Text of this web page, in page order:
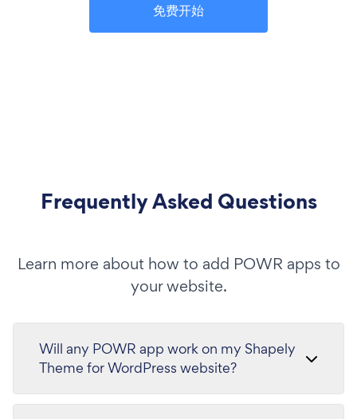
免费开始
Frequently Asked Questions
Learn more about how to add POWR apps to
your website.
Will any POWR app work on my Shapely
Theme for WordPress website?